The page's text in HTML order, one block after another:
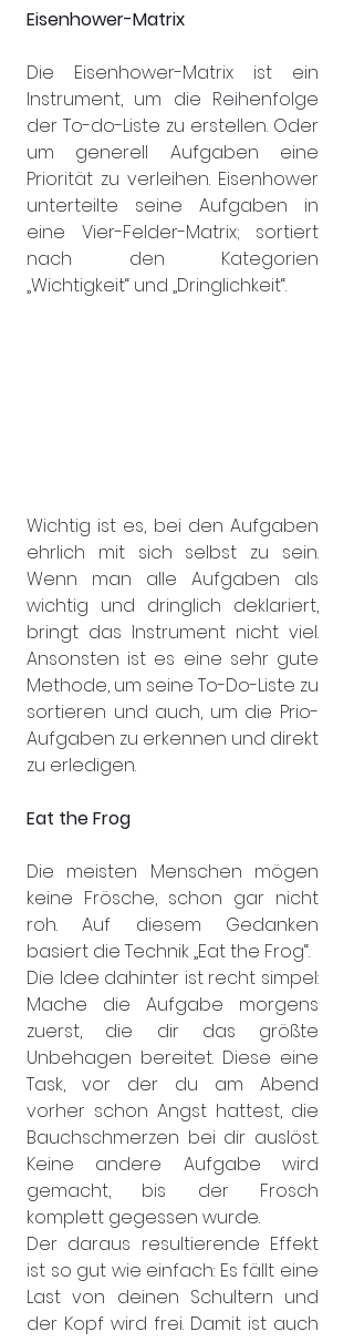
Eisenhower-Matrix
Die Eisenhower-Matrix ist ein
Instrument, um die Reihenfolge
der To-do-Liste zu erstellen. Oder
um generell Aufgaben eine
Priorität zu verleihen. Eisenhower
unterteilte seine Aufgaben in
eine Vier-Felder-Matrix; sortiert
nach den Kategorien
„Wichtigkeit“ und „Dringlichkeit“.
Wichtig ist es, bei den Aufgaben
ehrlich mit sich selbst zu sein.
Wenn man alle Aufgaben als
wichtig und dringlich deklariert,
bringt das Instrument nicht viel.
Ansonsten ist es eine sehr gute
Methode, um seine To-Do-Liste zu
sortieren und auch, um die Prio-
Aufgaben zu erkennen und direkt
zu erledigen.
Eat the Frog
Die meisten Menschen mögen
keine Frösche, schon gar nicht
roh. Auf diesem Gedanken
basiert die Technik „Eat the Frog“.
Die Idee dahinter ist recht simpel:
Mache die Aufgabe morgens
zuerst, die dir das größte
Unbehagen bereitet. Diese eine
Task, vor der du am Abend
vorher schon Angst hattest, die
Bauchschmerzen bei dir auslöst.
Keine andere Aufgabe wird
gemacht, bis der Frosch
komplett gegessen wurde.
Der daraus resultierende Effekt
ist so gut wie einfach: Es fällt eine
Last von deinen Schultern und
der Kopf wird frei. Damit ist auch